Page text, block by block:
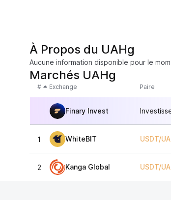
À Propos du UAHg
Aucune information disponible pour le
Marchés UAHg
# Exchange Paire
Finary Invest
1 WhiteBIT USDT/
2 Kanga Global USDT/